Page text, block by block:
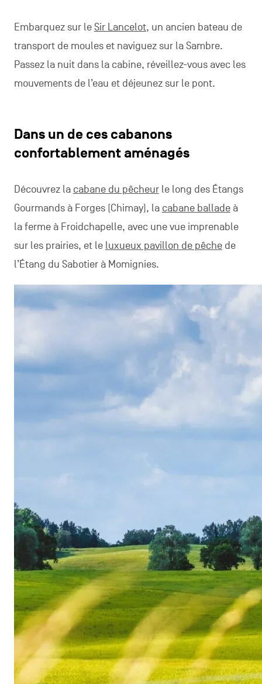
Embarquez sur leSir Lancelot, un ancien bateau de
transport de moules et naviguez sur la Sambre.
Passez la nuit dans la cabine, réveillez-vous avec les
mouvements de l’eau et déjeunez sur le pont.
Dans un de ces cabanons
confortablement aménagés
Découvrez la cabane du pêcheurle long des Étangs
Gourmands à Forges (Chimay), la cabane balladeà
la ferme à Froidchapelle, avec une vue imprenable
sur les prairies, et le luxueux pavillon de pêchede
l’Étang du Sabotier à Momignies.